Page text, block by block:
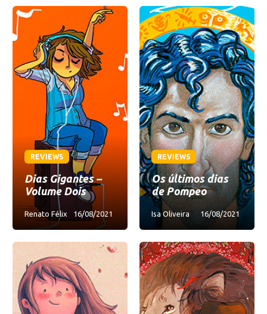
REVIEWS
Dias Gigantes –
Volume Dois
Renato Félix 16/08/2021
REVIEWS
Os últimos dias
de Pompeo
Isa Oliveira 16/08/2021